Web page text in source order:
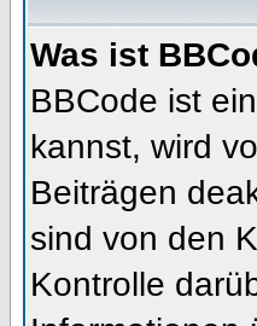
Was ist
BBCode ist
kannst, wird
Beiträgen
sind von den
Kontrolle